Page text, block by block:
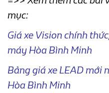
mục:
Giá xe Vision chính
máy Hòa Bình Minh
Bảng giá xe LEAD mới
Hòa Bình Minh